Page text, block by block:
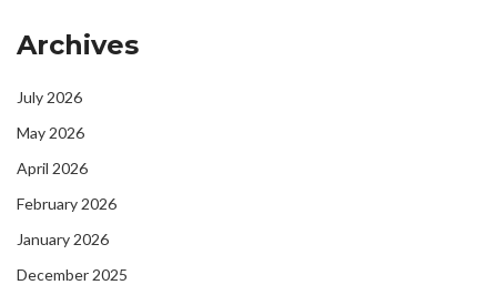
Archives
July 2026
May 2026
April 2026
February 2026
January 2026
December 2025